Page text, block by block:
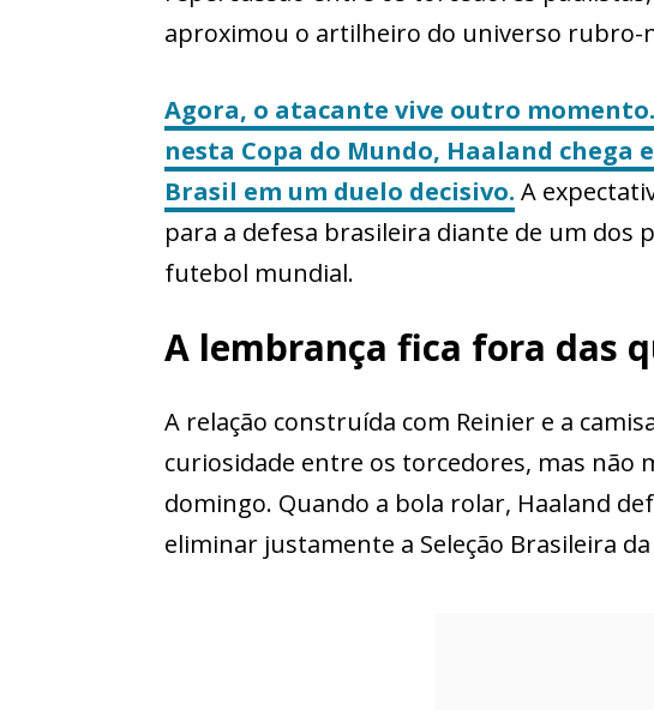
aproximou o artilheiro do universo rubro-
Agora, o atacante vive outro
nesta Copa do Mundo, Haaland
Brasil em um duelo decisivo. A
para a defesa brasileira diante de um dos
futebol mundial.
A lembrança fica fora das
A relação construída com Reinier e a
curiosidade entre os torcedores, mas não
domingo. Quando a bola rolar, Haaland
eliminar justamente a Seleção Brasileira